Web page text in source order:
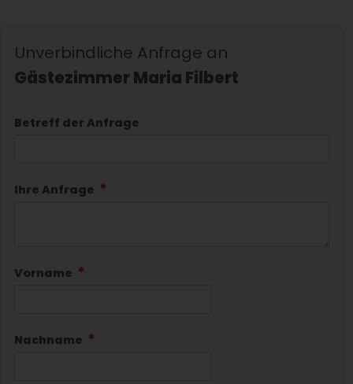
Unverbindliche Anfrage an
Gästezimmer Maria Filbert
Betreff der Anfrage
Ihre Anfrage
Vorname
Nachname